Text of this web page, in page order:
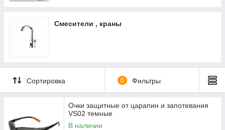
Смесители , краны
Сортировка 0 Фильтры
Очки защитные от царапин и запотевания
VS02 темные
В наличии